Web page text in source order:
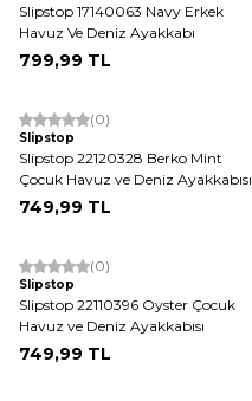
Slipstop 17140063 Navy Erkek
Havuz Ve Deniz Ayakkabı
799,99 TL
Yeni (0)
Slipstop
Slipstop 22120328 Berko Mint
Çocuk Havuz ve Deniz Ayakkabısı
749,99 TL
Yeni (0)
Slipstop
Slipstop 22110396 Oyster Çocuk
Havuz ve Deniz Ayakkabısı
749,99 TL